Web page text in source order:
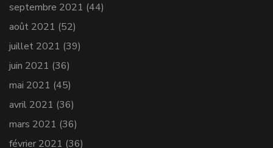
septembre 2021 (44)
août 2021 (52)
juillet 2021 (39)
juin 2021 (36)
mai 2021 (45)
avril 2021 (36)
mars 2021 (36)
février 2021 (36)